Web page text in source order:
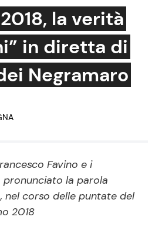
Gossip e TV
Bellezze VIP
Programmi TV
Reality e Talent
la verità
in diretta di
Negramaro
Favino e i
pronunciato la parola
nel corso delle puntate del
2018